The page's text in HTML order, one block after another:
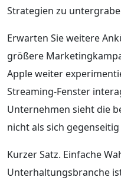
Strategien zu
Erwarten Sie weitere
größere
Apple weiter
Streaming-Fenster
Unternehmen sieht die
nicht als sich
Kurzer Satz. Einfache
Unterhaltungsbranche